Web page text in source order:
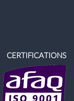
CERTIFICATIONS